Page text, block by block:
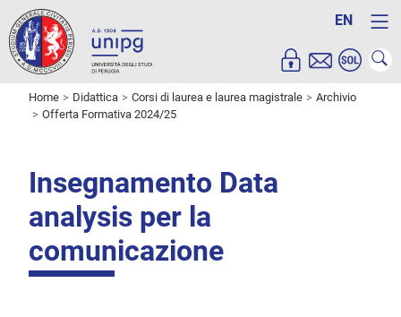
EN
Home Didattica Corsi di laurea e laurea magistrale
Archivio
Offerta Formativa 2024/25
Insegnamento Data
analysis per la
comunicazione